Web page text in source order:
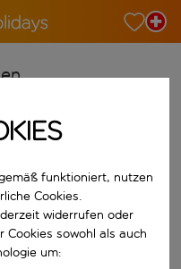
funktioniert, nutzen
Cookies.
widerrufen oder
Cookies sowohl als auch
um: